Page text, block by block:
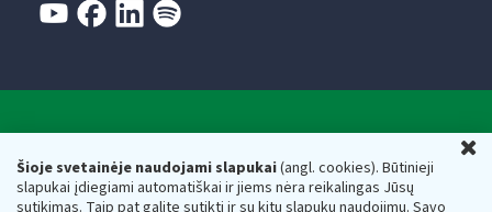
Šioje svetainėje naudojami slapukai(angl. cookies). Būtinieji
slapukai įdiegiami automatiškai ir jiems nėra reikalingas Jūsų
sutikimas. Taip pat galite sutikti ir su kitų slapukų naudojimu. Savo
Respublikos finansų ministerijos
Biudžetinė įstaiga. Juridinio asmens kodas — 188659752,